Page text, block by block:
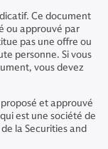
Ce document
ou approuvé par
pas une offre ou
personne. Si vous
vous devez
et approuvé
est une société de
la Securities and